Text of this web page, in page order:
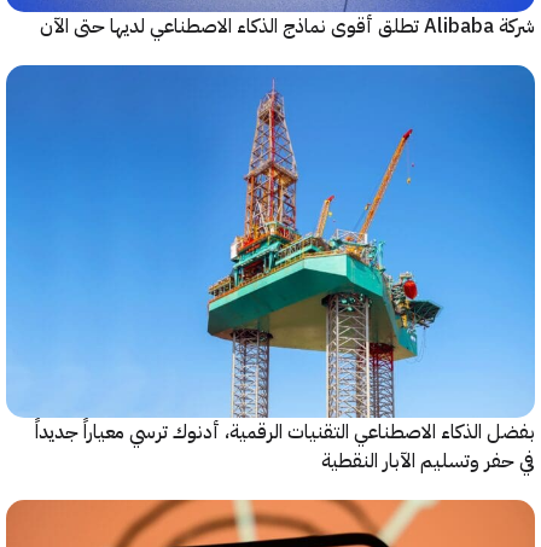
الاصطناعي التقنيات الرقمية، أدنوك ترسي معياراً جديداً
وتسليم الآبار النقطية